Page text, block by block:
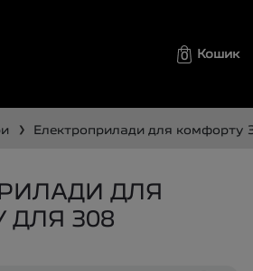
0 Кошик
❯ електроприлади для комфорту
ДЛЯ
ДЛЯ 308